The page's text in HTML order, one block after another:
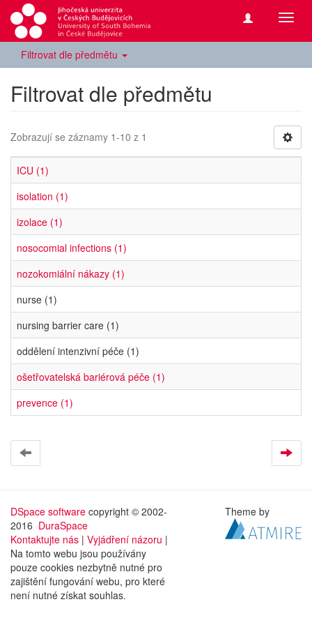
Filtrovat dle předmětu
Filtrovat dle předmětu
Zobrazují se záznamy 1-10 z 1
ICU (1)
isolation (1)
izolace (1)
nosocomial infections (1)
nozokomiální nákazy (1)
nurse (1)
nursing barrier care (1)
oddělení intenzivní péče (1)
ošetřovatelská bariérová péče (1)
prevence (1)
DSpace software copyright © 2002-
2016 DuraSpace
Kontaktujte nás | Vyjádření názoru |
Na tomto webu jsou používány
pouze cookies nezbytně nutné pro
zajištění fungování webu, pro které
není nutné získat souhlas.
Theme by